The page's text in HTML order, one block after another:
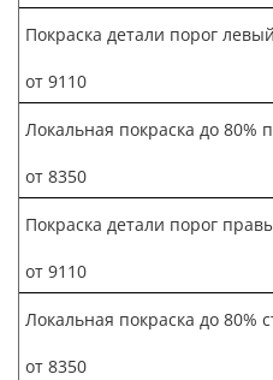
Покраска детали порог левый
от 9110
Локальная покраска до 80%
от 8350
Покраска детали порог
от 9110
Локальная покраска до 80%
от 8350